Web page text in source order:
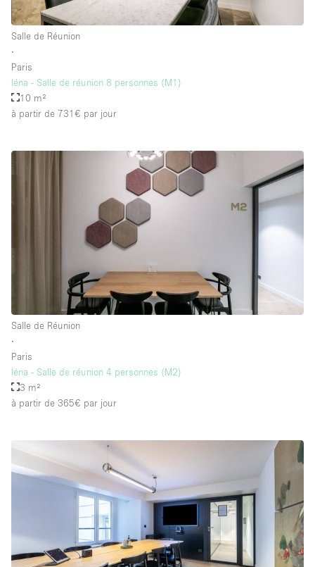
Salle de Réunion
∙
Paris
Iéna - Salle de réunion 8 personnes (M1)
10 m²
à partir de 731€ par jour
Salle de Réunion
∙
Paris
Iéna - Salle de réunion 4 personnes (M2)
3 m²
à partir de 365€ par jour